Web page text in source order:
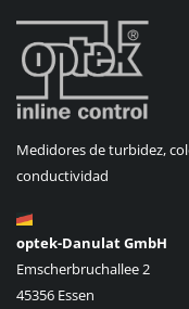
Medidores de turbidez,
conductividad
optek-Danulat GmbH
Emscherbruchallee 2
45356 Essen